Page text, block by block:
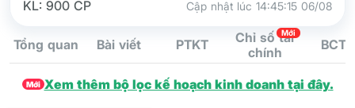
KL: 900 CP Cập nhật lúc 14:45:15 06/08
Tổng quan Bài viết PTKT
Chỉ số tài
chính
Mới
BCTC
Mới Xem thêm bộ lọc kế hoạch kinh doanh tại đây.